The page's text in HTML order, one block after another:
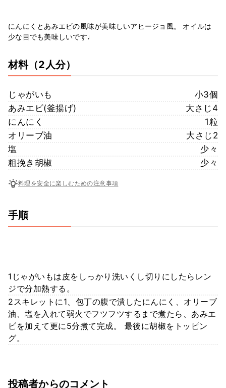
にんにくとあみエビの風味が美味しいアヒージョ風。 オイルは
少な目でも美味しいです♩
材料（2人分）
じゃがいも
小3個
あみエビ(釜揚げ)
大さじ4
にんにく
1粒
オリーブ油
大さじ2
塩
少々
粗挽き胡椒
少々
料理を安全に楽しむための注意事項
手順
1じゃがいもは皮をしっかり洗いくし切りにしたらレン
ジで分加熱する。
2スキレットに1、包丁の腹で潰したにんにく、オリーブ
油、塩を入れて弱火でフツフツするまで煮たら、あみエ
ビを加えて更に5分煮て完成。 最後に胡椒をトッピン
グ。
投稿者からのコメント